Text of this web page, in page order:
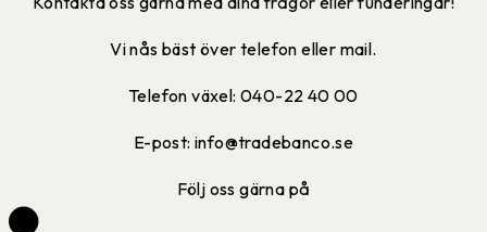
Vi nås bäst över telefon eller mail.
Telefon växel: 040-22 40 00
E-post: info@tradebanco.se
Följ oss gärna på